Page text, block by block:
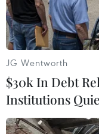
107.59.
JG Wentworth
$30k In Debt
Institutions